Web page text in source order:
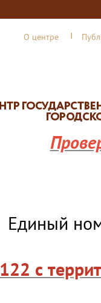
О центре
Единый
122 с